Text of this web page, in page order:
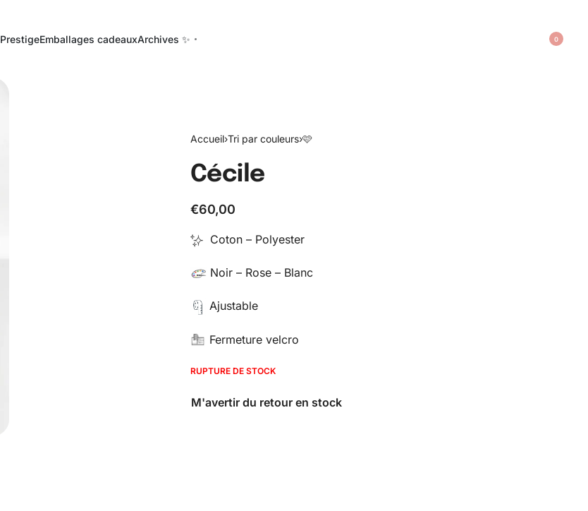
PrestigeEmballages cadeauxArchives ✨ 0
Accueil›Tri par couleurs›🩷
Cécile
€60,00
Coton – Polyester
Noir – Rose – Blanc
Ajustable
Fermeture velcro
RUPTURE DE STOCK